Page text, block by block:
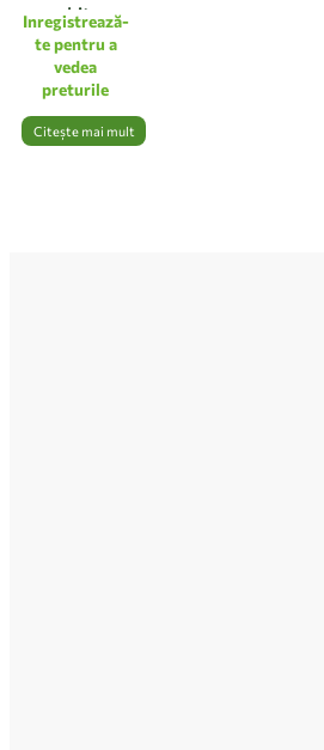
white
Inregistrează-
te pentru a
vedea
preturile
Citește mai mult